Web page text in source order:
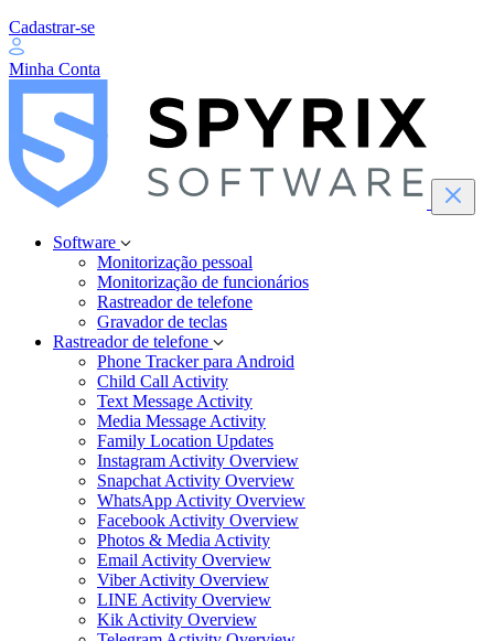
Cadastrar-se
Minha Conta
Software
Monitorização pessoal
Monitorização de funcionários
Rastreador de telefone
Gravador de teclas
Rastreador de telefone
Phone Tracker para Android
Child Call Activity
Text Message Activity
Media Message Activity
Family Location Updates
Instagram Activity Overview
Snapchat Activity Overview
WhatsApp Activity Overview
Facebook Activity Overview
Photos & Media Activity
Email Activity Overview
Viber Activity Overview
LINE Activity Overview
Kik Activity Overview